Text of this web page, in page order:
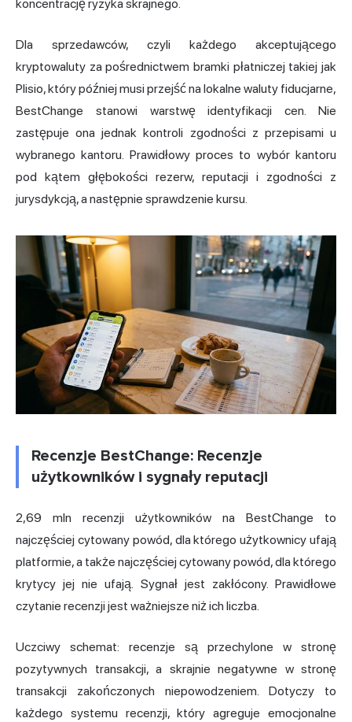
koncentrację ryzyka skrajnego.
Dla sprzedawców, czyli każdego akceptującego
kryptowaluty za pośrednictwem bramki płatniczej takiej jak
Plisio, który później musi przejść na lokalne waluty fiducjarne,
BestChange stanowi warstwę identyfikacji cen. Nie
zastępuje ona jednak kontroli zgodności z przepisami u
wybranego kantoru. Prawidłowy proces to wybór kantoru
pod kątem głębokości rezerw, reputacji i zgodności z
jurysdykcją, a następnie sprawdzenie kursu.
Recenzje BestChange: Recenzje
użytkowników i sygnały reputacji
2,69 mln recenzji użytkowników na BestChange to
najczęściej cytowany powód, dla którego użytkownicy ufają
platformie, a także najczęściej cytowany powód, dla którego
krytycy jej nie ufają. Sygnał jest zakłócony. Prawidłowe
czytanie recenzji jest ważniejsze niż ich liczba.
Uczciwy schemat: recenzje są przechylone w stronę
pozytywnych transakcji, a skrajnie negatywne w stronę
transakcji zakończonych niepowodzeniem. Dotyczy to
każdego systemu recenzji, który agreguje emocjonalne